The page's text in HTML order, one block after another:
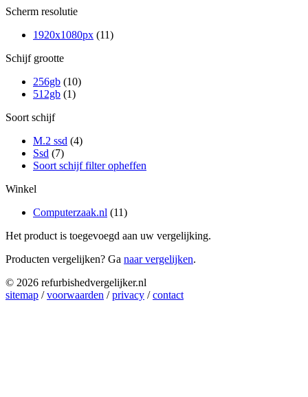
Scherm resolutie
1920x1080px (11)
Schijf grootte
256gb (10)
512gb (1)
Soort schijf
M.2 ssd (4)
Ssd (7)
Soort schijf filter opheffen
Winkel
Computerzaak.nl (11)
Het product is toegevoegd aan uw vergelijking.
Producten vergelijken? Ga naar vergelijken.
© 2026 refurbishedvergelijker.nl
sitemap /voorwaarden /privacy /contact